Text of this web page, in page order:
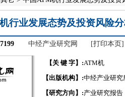
行业发展态势及投资风险
中经产业研究网 [打印本页]
【关 键 字】:ATM机
【出版机构】:中经产业研究
【研究方向】:产业研究报告